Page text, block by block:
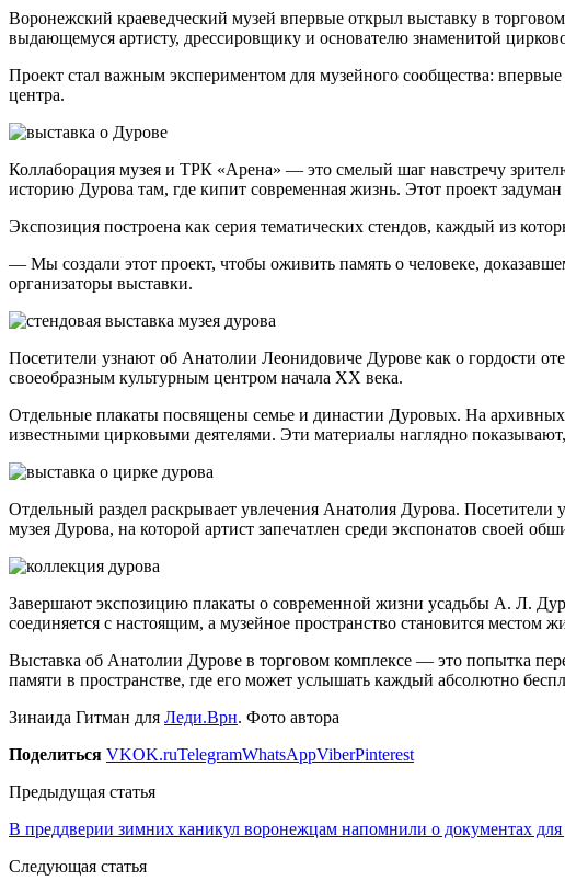
Воронежский краеведческий музей впервые открыл выставку в
выдающемуся артисту, дрессировщику и основателю знаменитой
Проект стал важным экспериментом для музейного сообщества:
центра.
Коллаборация музея и ТРК «Арена» — это смелый шаг навстречу
историю Дурова там, где кипит современная жизнь. Этот проект
Экспозиция построена как серия тематических стендов, каждый из
— Мы создали этот проект, чтобы оживить память о человеке,
организаторы выставки.
Посетители узнают об Анатолии Леонидовиче Дурове как о гордости
своеобразным культурным центром начала XX века.
Отдельные плакаты посвящены семье и династии Дуровых. На
известными цирковыми деятелями. Эти материалы наглядно
Отдельный раздел раскрывает увлечения Анатолия Дурова.
музея Дурова, на которой артист запечатлен среди экспонатов своей
Завершают экспозицию плакаты о современной жизни усадьбы А. Л.
соединяется с настоящим, а музейное пространство становится местом
Выставка об Анатолии Дурове в торговом комплексе — это попытка
памяти в пространстве, где его может услышать каждый абсолютно
Зинаида Гитман для Леди.Врн. Фото автора
Поделиться VKOK.ruTelegramWhatsAppViberPinterest
Предыдущая статья
В преддверии зимних каникул воронежцам напомнили о документах для
Следующая статья